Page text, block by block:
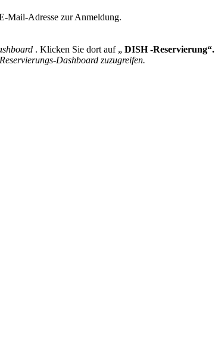
Mail-Adresse zur Anmeldung.
. Klicken Sie dort auf „ DISH -Reservierung“.
Dashboard zuzugreifen.